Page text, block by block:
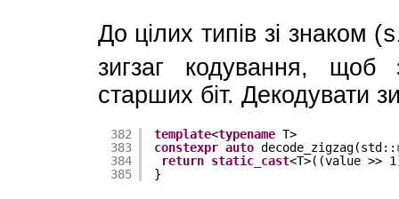
До цілих типів зі знаком (
зигзаг кодування, щоб
старших біт. Декодувати
382
383
384
385
template<typename T>
constexpr auto decode_zigzag(std::
return static_cast<T>((value >>
}